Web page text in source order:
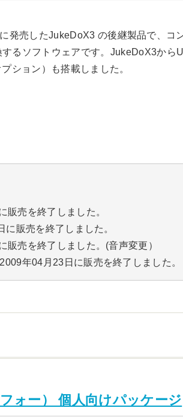
発売したJukeDoX3 の後継製品で、コ
るソフトウェアです。JukeDoX3から
ション）も搭載しました。
売を終了しました。
販売を終了しました。
売を終了しました。(音声変更）
年04月23日に販売を終了しました。
ォー） 個人向けパッケージ